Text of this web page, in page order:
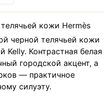
кожи Hermès
черной телячьей кожи
Kelly. Контрастная белая
городской акцент, а
— практичное
силуэту.